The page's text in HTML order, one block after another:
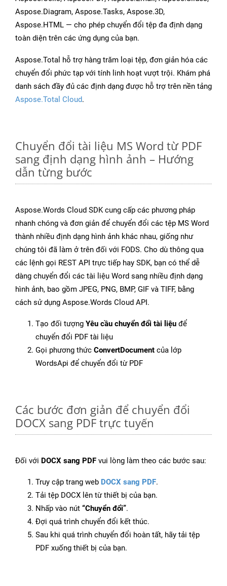
Aspose.Diagram, Aspose.Tasks, Aspose.3D,
Aspose.HTML — cho phép chuyển đổi tệp đa định dạng
toàn diện trên các ứng dụng của bạn.
Aspose.Total hỗ trợ hàng trăm loại tệp, đơn giản hóa các
chuyển đổi phức tạp với tính linh hoạt vượt trội. Khám phá
danh sách đầy đủ các định dạng được hỗ trợ trên nền tảng
Aspose.Total Cloud.
Chuyển đổi tài liệu MS Word từ PDF
sang định dạng hình ảnh – Hướng
dẫn từng bước
Aspose.Words Cloud SDK cung cấp các phương pháp
nhanh chóng và đơn giản để chuyển đổi các tệp MS Word
thành nhiều định dạng hình ảnh khác nhau, giống như
chúng tôi đã làm ở trên đối với FODS. Cho dù thông qua
các lệnh gọi REST API trực tiếp hay SDK, bạn có thể dễ
dàng chuyển đổi các tài liệu Word sang nhiều định dạng
hình ảnh, bao gồm JPEG, PNG, BMP, GIF và TIFF, bằng
cách sử dụng Aspose.Words Cloud API.
Tạo đối tượng Yêu cầu chuyển đổi tài liệu để
chuyển đổi PDF tài liệu
Gọi phương thức ConvertDocument của lớp
WordsApi để chuyển đổi từ PDF
Các bước đơn giản để chuyển đổi
DOCX sang PDF trực tuyến
Đối với DOCX sang PDF vui lòng làm theo các bước sau:
Truy cập trang web DOCX sang PDF.
Tải tệp DOCX lên từ thiết bị của bạn.
Nhấp vào nút “Chuyển đổi”.
Đợi quá trình chuyển đổi kết thúc.
Sau khi quá trình chuyển đổi hoàn tất, hãy tải tệp
PDF xuống thiết bị của bạn.